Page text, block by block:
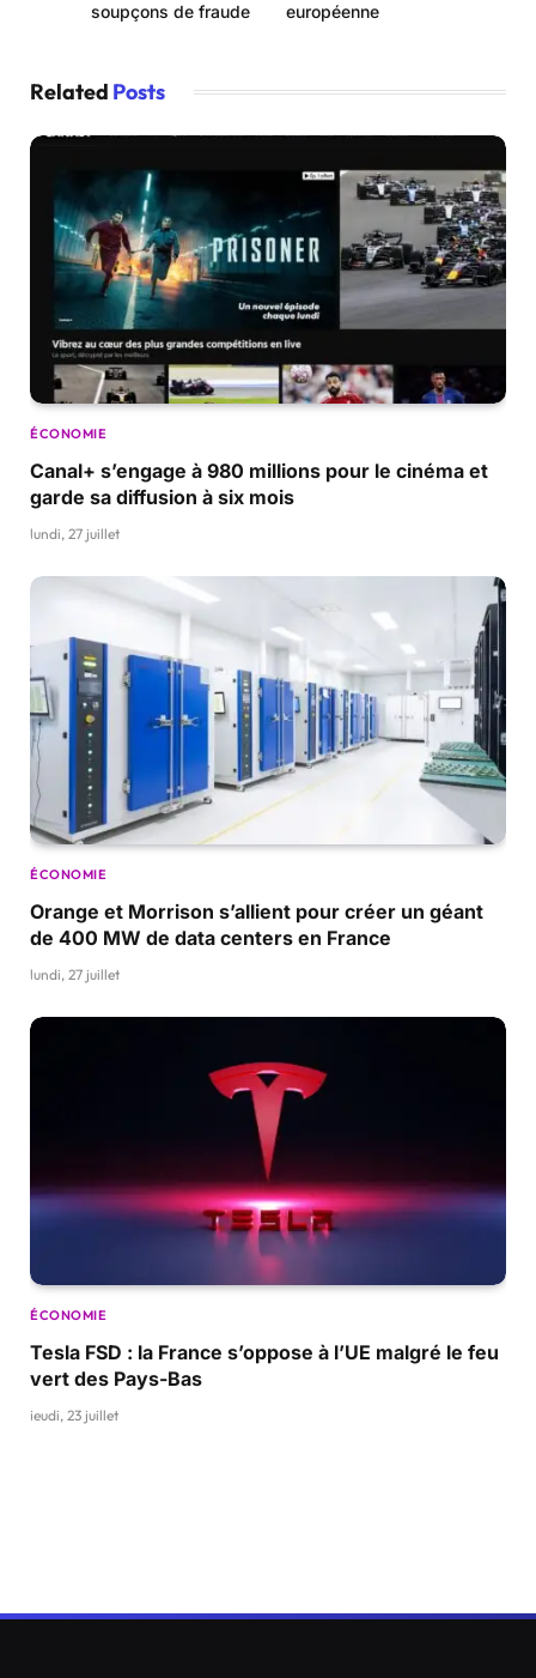
soupçons de fraude
européenne
Related Posts
ÉCONOMIE
Canal+ s’engage à 980 millions pour le cinéma et
garde sa diffusion à six mois
lundi, 27 juillet
ÉCONOMIE
Orange et Morrison s’allient pour créer un géant
de 400 MW de data centers en France
lundi, 27 juillet
ÉCONOMIE
Tesla FSD : la France s’oppose à l’UE malgré le feu
vert des Pays-Bas
jeudi, 23 juillet